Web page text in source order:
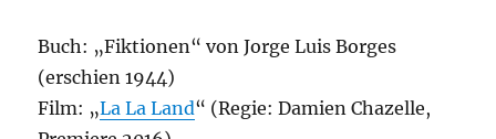
Buch: „Fiktionen“ von Jorge Luis Borges
(erschien 1944)
Film: „La La Land“ (Regie: Damien Chazelle,